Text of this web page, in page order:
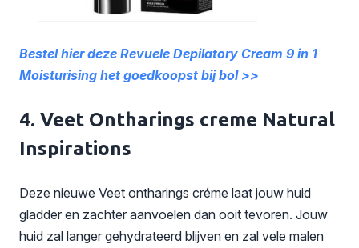
Bestel hier deze Revuele Depilatory Cream 9 in 1
Moisturising het goedkoopst bij bol >>
4. Veet Ontharings creme Natural
Inspirations
Deze nieuwe Veet ontharings créme laat jouw huid
gladder en zachter aanvoelen dan ooit tevoren. Jouw
huid zal langer gehydrateerd blijven en zal vele malen